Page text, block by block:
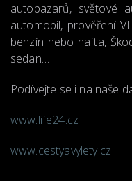
autobazarů, světové
automobil, prověření
benzín nebo nafta,
sedan…
Podívejte se i na naše
www.life24.cz
www.cestyavylety.cz